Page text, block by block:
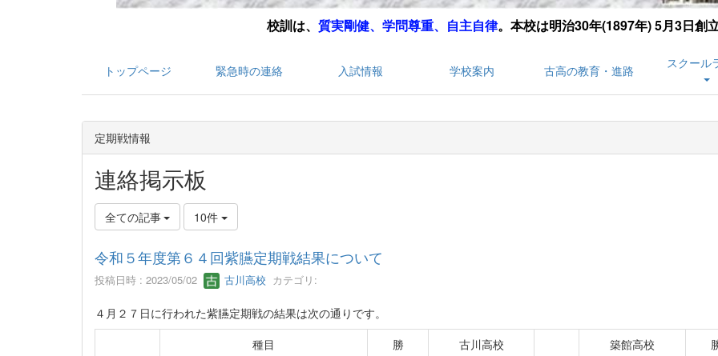
校訓は、 質実剛健、学問尊重、自主自律。 本校は明治30年(1897年) 5月3日創
トップページ 緊急時の連絡 入試情報 学校案内 古高の教育・進路 スクール
定期戦情報
連絡掲示板
全ての記事 10件
令和５年度第６４回紫臙定期戦結果について
投稿日時 : 2023/05/02 古川高校 カテゴリ:
４月２７日に行われた紫臙定期戦の結果は次の通りです。
種目
勝 古川高校 築館高校